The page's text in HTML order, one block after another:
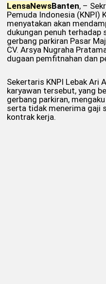
LensaNewsBanten, –
Pemuda Indonesia (KNPI)
menyatakan akan
dukungan penuh terhadap
gerbang parkiran Pasar
CV. Arsya Nugraha
dugaan pemfitnahan dan
Sekertaris KNPI Lebak Ari
karyawan tersebut, yang
gerbang parkiran,
serta tidak menerima gaji
kontrak kerja.